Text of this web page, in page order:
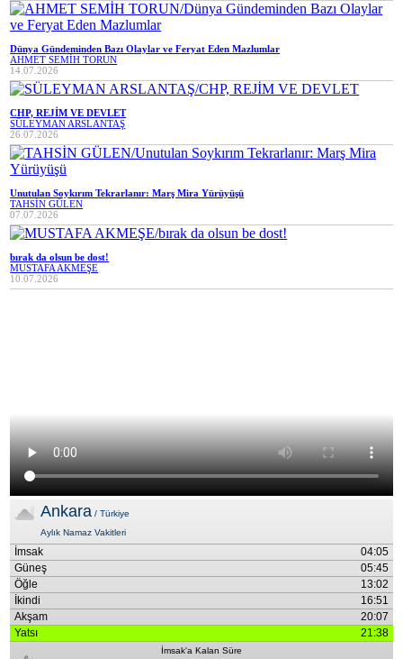
Dünya Gündeminden Bazı Olaylar ve Feryat Eden Mazlumlar
AHMET SEMİH TORUN
14.07.2026
CHP, REJİM VE DEVLET
SÜLEYMAN ARSLANTAŞ
26.07.2026
Unutulan Soykırım Tekrarlanır: Marş Mira Yürüyüşü
TAHSİN GÜLEN
07.07.2026
bırak da olsun be dost!
MUSTAFA AKMEŞE
10.07.2026